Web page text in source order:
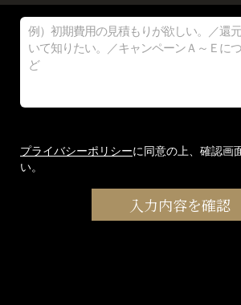
プライバシーポリシーに同意の上、確認画
い。